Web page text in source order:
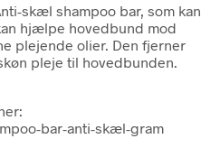
skæl shampoo bar, som kan
hjælpe hovedbund mod
plejende olier. Den fjerner
pleje til hovedbunden.
bar-anti-skæl-gram